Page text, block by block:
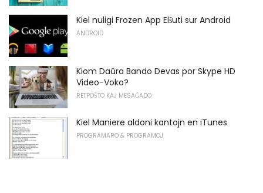
Kiel nuligi Frozen App Elŝuti sur Android
ANDROID
Kiom Daŭra Bando Devas por Skype HD
Video-Voko?
RETPOŜTO KAJ MESAĜADO
Kiel Maniere aldoni kantojn en iTunes
PROGRAMARO & PROGRAMOJ